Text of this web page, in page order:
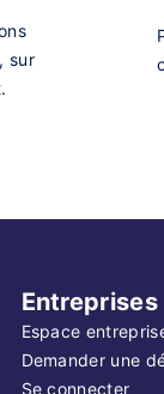
sur
Entreprises
Espace
Demander une
Se connecter